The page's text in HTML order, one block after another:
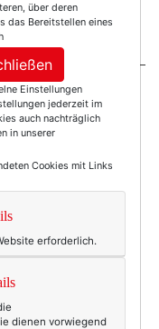
Girls.
dem
hotel
über deren
das Bereitstellen eines
Einstellungen
jederzeit im
auch nachträglich
in unserer
Cookies mit Links
erforderlich.
dienen vorwiegend